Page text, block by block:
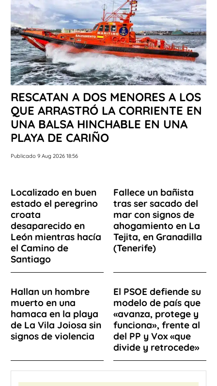
RESCATAN A DOS MENORES A LOS
QUE ARRASTRÓ LA CORRIENTE EN
UNA BALSA HINCHABLE EN UNA
PLAYA DE CARIÑO
Publicado 9 Aug 2026 18:56
Localizado en buen
estado el peregrino
croata
desaparecido en
León mientras hacía
el Camino de
Santiago
Fallece un bañista
tras ser sacado del
mar con signos de
ahogamiento en La
Tejita, en Granadilla
(Tenerife)
Hallan un hombre
muerto en una
hamaca en la playa
de La Vila Joiosa sin
signos de violencia
El PSOE defiende su
modelo de país que
«avanza, protege y
funciona», frente al
del PP y Vox «que
divide y retrocede»